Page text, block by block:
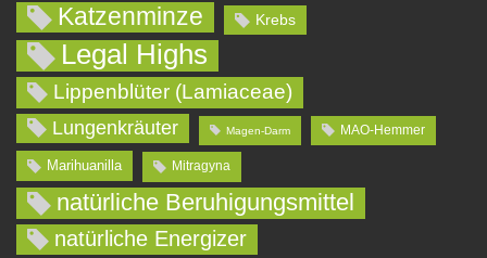
Katzenminze Krebs
Legal Highs
Lippenblüter (Lamiaceae)
Lungenkräuter Magen-Darm MAO-Hemmer
Marihuanilla Mitragyna
natürliche Beruhigungsmittel
natürliche Energizer